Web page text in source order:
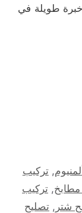
خبرة طويلة في
,تركيب
, تركيب
شتر , تصليح